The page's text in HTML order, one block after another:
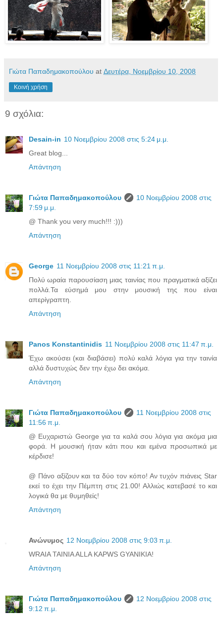
Γιώτα Παπαδημακοπούλου at Δευτέρα, Νοεμβρίου 10, 2008
Κοινή χρήση
9 σχόλια:
Desain-in 10 Νοεμβρίου 2008 στις 5:24 μ.μ.
Great blog...
Απάντηση
Γιώτα Παπαδημακοπούλου
10 Νοεμβρίου 2008 στις
7:59 μ.μ.
@ Thank you very much!!! :)))
Απάντηση
George 11 Νοεμβρίου 2008 στις 11:21 π.μ.
Πολύ ωραία παρουσίαση μιας ταινίας που πραγματικά αξίζει
πολλά.Τα εύσημά μου στην μουσική της που είναι
απερίγραπτη.
Απάντηση
Panos Konstantinidis 11 Νοεμβρίου 2008 στις 11:47 π.μ.
Έχω ακούσει (και διαβάσει) πολύ καλά λόγια για την ταινία
αλλά δυστυχώς δεν την έχω δει ακόμα.
Απάντηση
Γιώτα Παπαδημακοπούλου
11 Νοεμβρίου 2008 στις
11:56 π.μ.
@ Ευχαριστώ George για τα καλά σου λόγια για ακόμα μια
φορά. Η μουσική ήταν κάτι που και εμένα προσωπικά με
κέρδισε!
@ Πάνο αξίζουν και τα δύο τον κόπο! Αν τυχόν πιάνεις Star
εκεί το έχει την Πέμπτη στις 21.00! Αλλιώς κατεβασέ το και
λογικά θα με θυμηθείς!
Απάντηση
Ανώνυμος 12 Νοεμβρίου 2008 στις 9:03 π.μ.
WRAIA TAINIA ALLA KAPWS GYANIKIA!
Απάντηση
Γιώτα Παπαδημακοπούλου
12 Νοεμβρίου 2008 στις
9:12 π.μ.